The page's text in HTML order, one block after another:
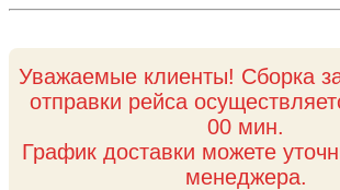
Уважаемые клиенты! Сборка
отправки рейса
00 мин.
График доставки можете
менеджера.